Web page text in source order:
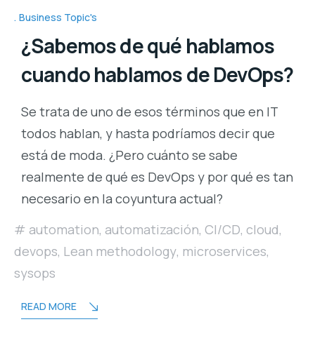
Business Topic's
¿Sabemos de qué hablamos
cuando hablamos de DevOps?
Se trata de uno de esos términos que en IT
todos hablan, y hasta podríamos decir que
está de moda. ¿Pero cuánto se sabe
realmente de qué es DevOps y por qué es tan
necesario en la coyuntura actual?
automation, automatización, CI/CD, cloud,
devops, Lean methodology, microservices,
sysops
READ MORE